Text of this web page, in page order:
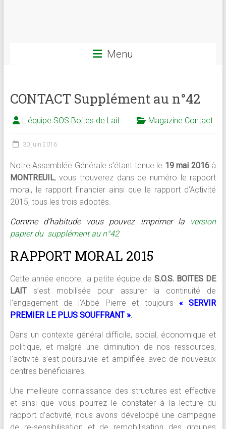
Menu
CONTACT Supplément au n°42
L'équipe SOS Boites de Lait Magazine Contact
30 juin 2016
Notre Assemblée Générale s’étant tenue le 19 mai 2016à
MONTREUIL, vous trouverez dans ce numéro le rapport
moral, le rapport financier ainsi que le rapport d’Activité
2015, tous les trois adoptés.
Comme d’habitude vous pouvez imprimer la version
papier du supplément au n°42
RAPPORT MORAL 2015
Cette année encore, la petite équipe deS.O.S. BOîTES DE
LAITs’est mobilisée pour assurer la continuité de
l’engagement de l’Abbé Pierre et toujours « SERVIR
PREMIER LE PLUS SOUFFRANT ».
Dans un contexte général difficile, social, économique et
politique, et malgré une diminution de nos ressources,
l’activité s’est poursuivie et amplifiée avec de nouveaux
centres bénéficiaires.
Une meilleure connaissance des structures est effective
et ainsi que vous pourrez le constater à la lecture du
rapport d’activité, nous avons développé une campagne